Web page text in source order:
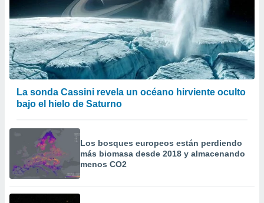
La sonda Cassini revela un océano hirviente oculto
bajo el hielo de Saturno
Los bosques europeos están perdiendo
más biomasa desde 2018 y almacenando
menos CO2